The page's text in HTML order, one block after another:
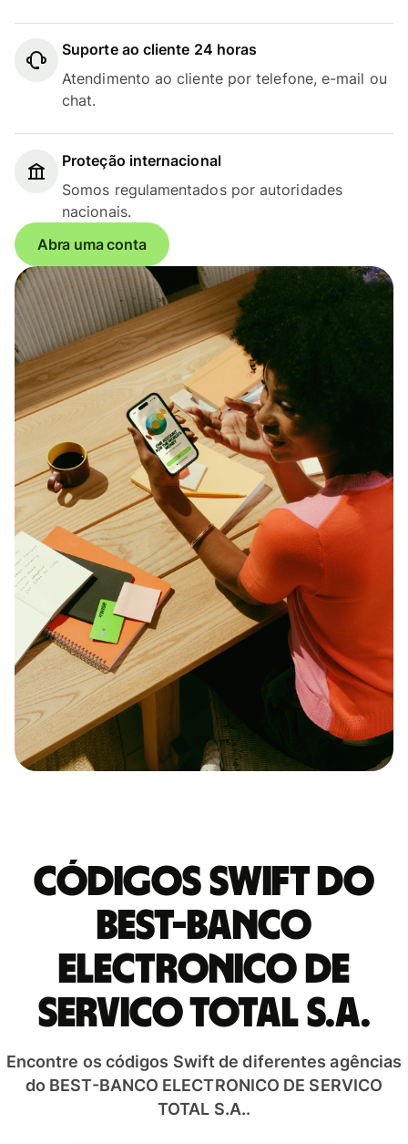
Suporte ao cliente 24 horas
Atendimento ao cliente por telefone, e-mail ou
chat.
Proteção internacional
Somos regulamentados por autoridades
nacionais.
Abra uma conta
Códigos Swift do
BEST-BANCO
ELECTRONICO DE
SERVICO TOTAL S.A.
Encontre os códigos Swift de diferentes agências
do BEST-BANCO ELECTRONICO DE SERVICO
TOTAL S.A..